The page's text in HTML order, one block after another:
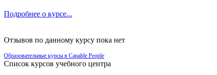
Подробнее о курсе...
Отзывов по данному курсу пока нет
Образовательные курсы в Capable People
Список курсов учебного центра